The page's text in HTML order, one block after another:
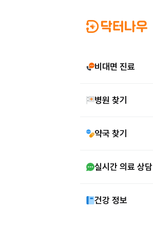
비대면 진료
병원 찾기
약국 찾기
실시간 의료 상담
건강 정보